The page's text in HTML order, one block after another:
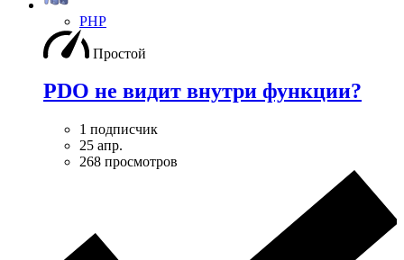
PHP
Простой
PDO не видит внутри функции?
1 подписчик
25 апр.
268 просмотров